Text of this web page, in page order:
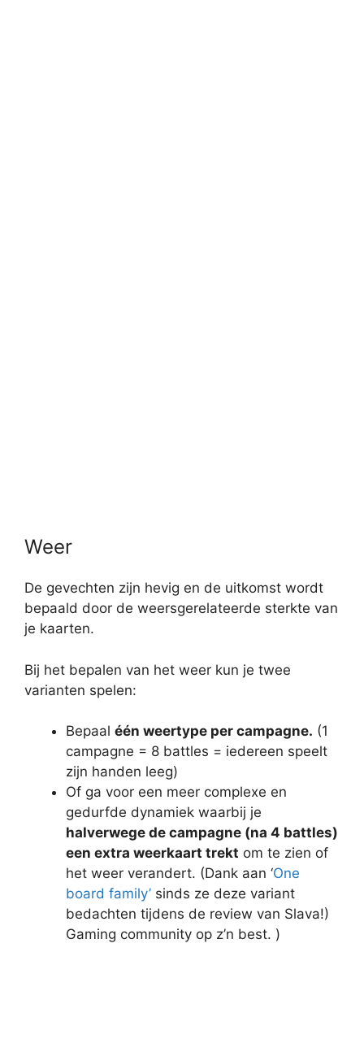
Weer
De gevechten zijn hevig en de uitkomst wordt
bepaald door de weersgerelateerde sterkte van
je kaarten.
Bij het bepalen van het weer kun je twee
varianten spelen:
Bepaal één weertype per campagne. (1
campagne = 8 battles = iedereen speelt
zijn handen leeg)
Of ga voor een meer complexe en
gedurfde dynamiek waarbij je
halverwege de campagne (na 4 battles)
een extra weerkaart trekt om te zien of
het weer verandert. (Dank aan ‘One
board family’ sinds ze deze variant
bedachten tijdens de review van Slava!)
Gaming community op z’n best. )